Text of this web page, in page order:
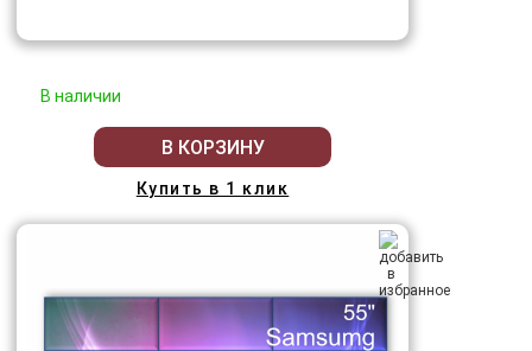
В наличии
В КОРЗИНУ
Купить в 1 клик